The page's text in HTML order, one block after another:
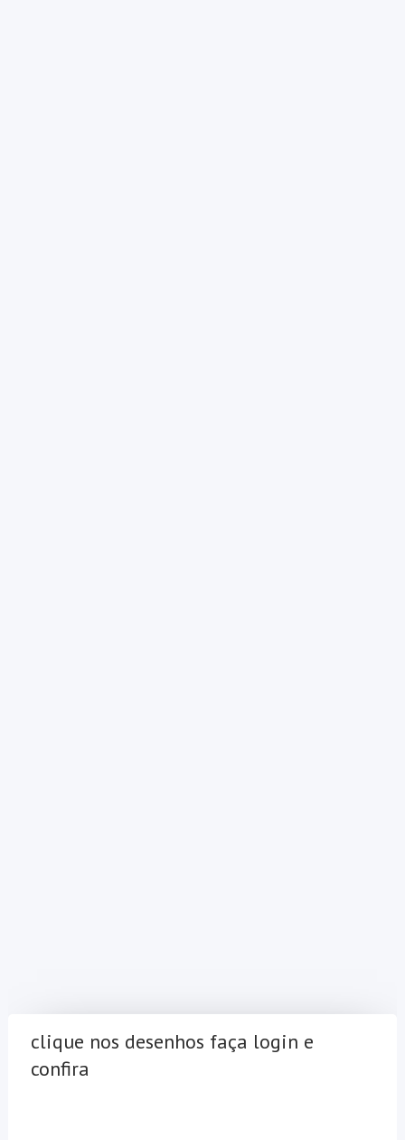
clique nos desenhos faça login e
confira